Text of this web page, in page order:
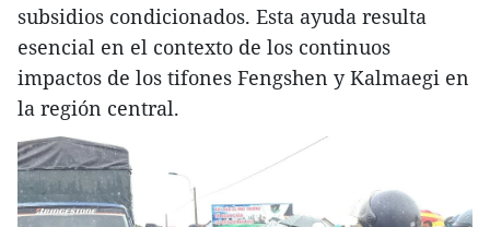
subsidios condicionados. Esta ayuda resulta
esencial en el contexto de los continuos
impactos de los tifones Fengshen y Kalmaegi en
la región central.